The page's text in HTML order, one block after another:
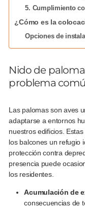
5. Cumplimiento
¿Cómo es la
Opciones de
Nido de
problema
Las palomas son aves
adaptarse a entornos
nuestros edificios.
los balcones un refugio
protección contra
presencia puede
los residentes.
Acumulación de
consecuencias de